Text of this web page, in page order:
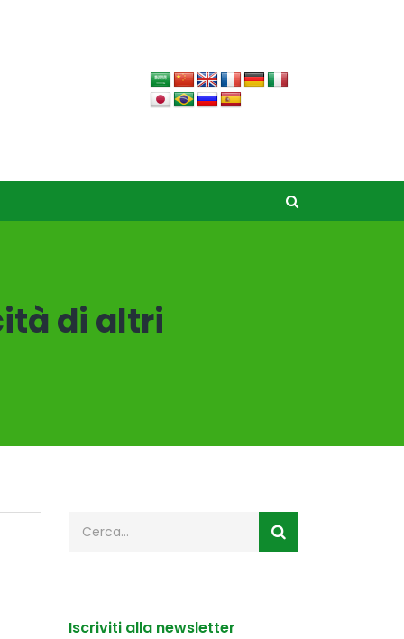
di altri
Iscriviti alla newsletter